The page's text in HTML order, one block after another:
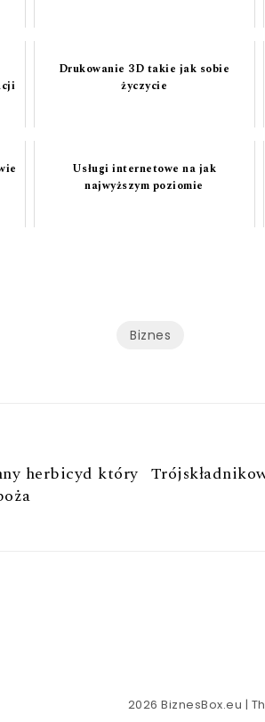
Drukowanie 3D takie jak sobie
życzycie
Usługi internetowe na jak
najwyższym poziomie
Biznes
herbicyd który
2026 BiznesBox.eu |